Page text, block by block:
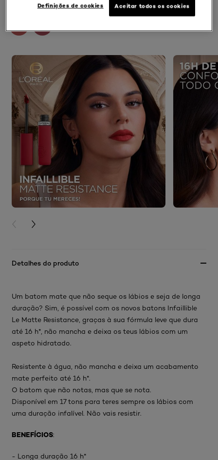
PREVIOUS CARD
NEXT CARD
Detalhes do produto
Um batom mate que não seque os lábios e seja de longa
duração? Sim, é possível com os novos batons Infaillible
Le Matte Resistance, graças à sua fórmula leve que dura
até 16 h*, não mancha e deixa os teus lábios com um
aspeto hidratado.
Resistente à água, não mancha e deixa um acabamento
mate perfeito até 16 h*.
O batom que não notas, mas que se nota.
Disponível em 17 tons para teres sempre os lábios com
uma duração infalível. Não vais resistir.
BENEFÍCIOS:
- Longa duração 16 h*
Definições de cookies Aceitar todos os cookies